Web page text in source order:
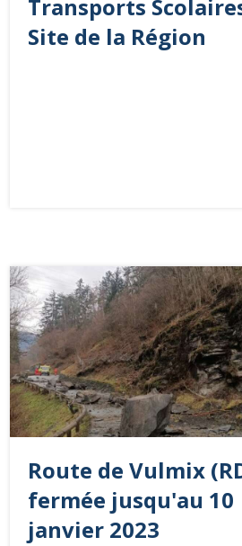
Transports Scolaire
Site de la Région
Route de Vulmix
fermée jusqu'au 10
janvier 2023